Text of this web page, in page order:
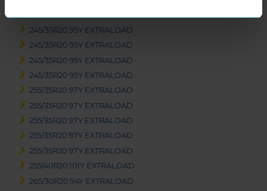
245/35R20 95Y EXTRALOAD
245/35R20 95Y EXTRALOAD
245/35R20 95Y EXTRALOAD
245/35R20 95Y EXTRALOAD
255/35R20 97Y EXTRALOAD
255/35R20 97Y EXTRALOAD
255/35R20 97Y EXTRALOAD
255/35R20 97Y EXTRALOAD
255/35R20 97Y EXTRALOAD
255/40R20 101Y EXTRALOAD
265/30R20 94Y EXTRALOAD